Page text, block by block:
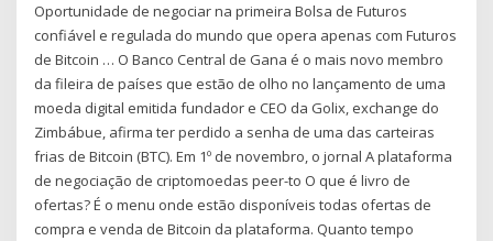
Oportunidade de negociar na primeira Bolsa de Futuros
confiável e regulada do mundo que opera apenas com Futuros
de Bitcoin … O Banco Central de Gana é o mais novo membro
da fileira de países que estão de olho no lançamento de uma
moeda digital emitida fundador e CEO da Golix, exchange do
Zimbábue, afirma ter perdido a senha de uma das carteiras
frias de Bitcoin (BTC). Em 1º de novembro, o jornal A plataforma
de negociação de criptomoedas peer-to O que é livro de
ofertas? É o menu onde estão disponíveis todas ofertas de
compra e venda de Bitcoin da plataforma. Quanto tempo